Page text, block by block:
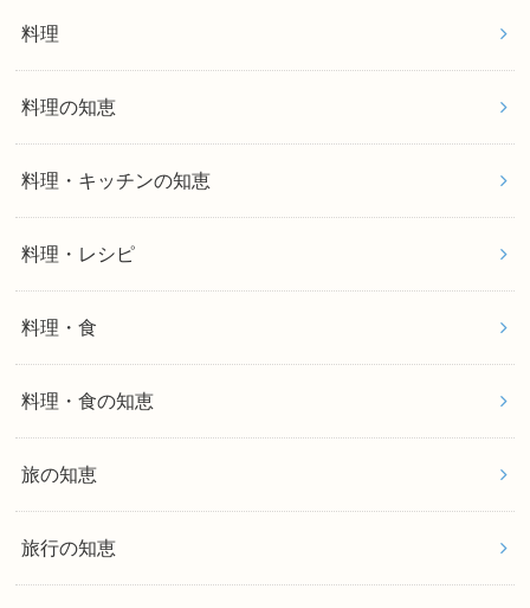
料理
料理の知恵
料理・キッチンの知恵
料理・レシピ
料理・食
料理・食の知恵
旅の知恵
旅行の知恵